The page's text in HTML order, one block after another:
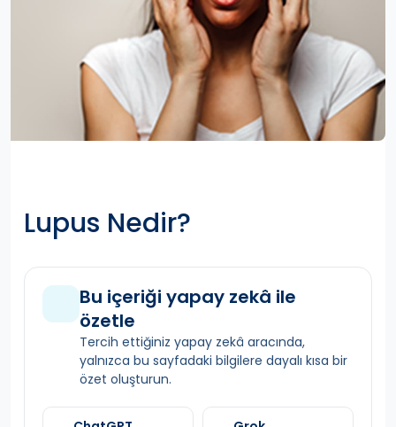
Lupus Nedir?
Bu içeriği yapay zekâ ile
özetle
Tercih ettiğiniz yapay zekâ aracında,
yalnızca bu sayfadaki bilgilere dayalı kısa bir
özet oluşturun.